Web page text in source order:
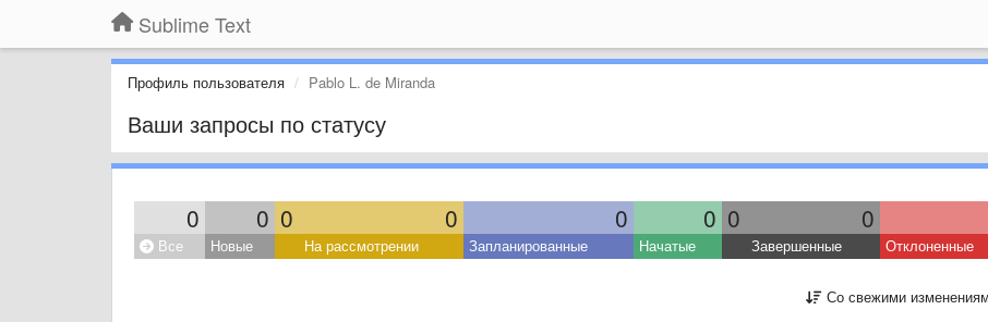
Sublime Text
Профиль пользователя Pablo L. de Miranda
Ваши запросы по статусу
0 0 0 0 0 0 0 0
Все Новые На рассмотрении Запланированные Начатые Завершенные Отклоненные
Со свежими